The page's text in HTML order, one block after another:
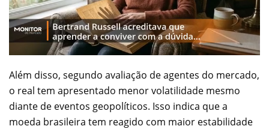
Além disso, segundo avaliação de agentes do mercado,
o real tem apresentado menor volatilidade mesmo
diante de eventos geopolíticos. Isso indica que a
moeda brasileira tem reagido com maior estabilidade